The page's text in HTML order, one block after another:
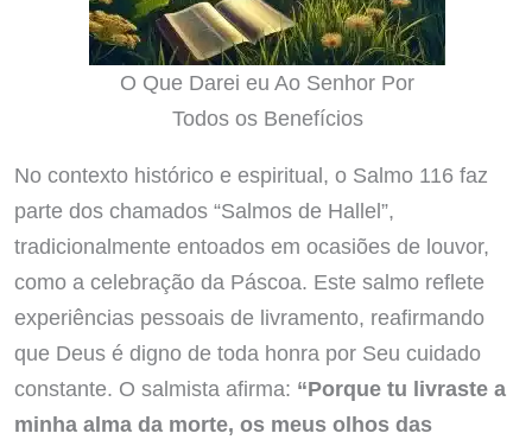
O Que Darei eu Ao Senhor Por
Todos os Benefícios
No contexto histórico e espiritual, o Salmo 116 faz
parte dos chamados “Salmos de Hallel”,
tradicionalmente entoados em ocasiões de louvor,
como a celebração da Páscoa. Este salmo reflete
experiências pessoais de livramento, reafirmando
que Deus é digno de toda honra por Seu cuidado
constante. O salmista afirma: “Porque tu livraste a
minha alma da morte, os meus olhos das